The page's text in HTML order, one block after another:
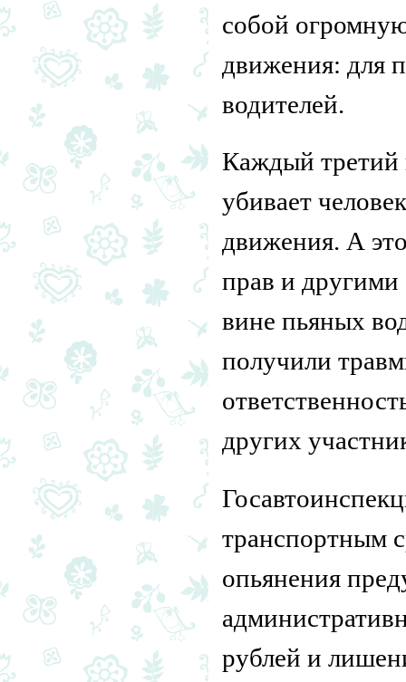
собой
движения: для
водителей.
Каждый третий
убивает
движения. А
прав и
вине пьяных
получили
других
транспортным
опьянения
рублей и